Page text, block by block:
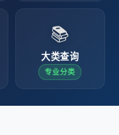
📚
大类查询
专业分类